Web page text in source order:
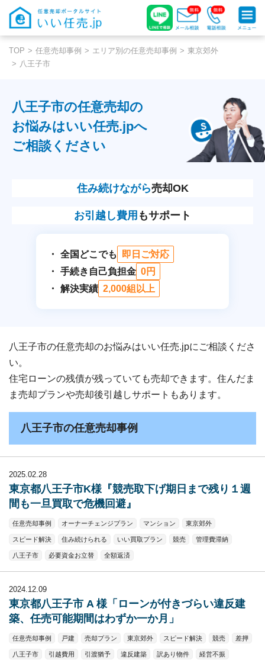
TOP 任意売却事例 エリア別の任意売却事例
東京郊外
八王子市
八王子市の任意売却の
お悩みはいい任売.jpへ
ご相談ください
住み続けながら売却OK
お引越し費用 もサポート
全国どこでも
即日ご対応
手続き自己負担金 0円
解決実績 2,000組以上
八王子市の任意売却のお悩みはいい任売.jpにご相談くださ
い。
住宅ローンの残債が残っていても売却できます。住んだま
ま売却プランや売却後引越しサポートもあります。
八王子市の任意売却事例
2025.02.28
東京都八王子市K様『競売取下げ期日まで残り１週
間も一旦買取で危機回避』
任意売却事例 オーナーチェンジプラン マンション 東京郊外
スピード解決 住み続けられる いい買取プラン 競売 管理費滞納
八王子市 必要資金お立替 全額返済
2024.12.09
東京都八王子市 A 様「ローンが付きづらい違反建
築、任売可能期間はわずか一か月」
任意売却事例 戸建 売却プラン 東京郊外 スピード解決 競売 差押
八王子市 引越費用 引渡猶予 違反建築 訳あり物件 経営不振